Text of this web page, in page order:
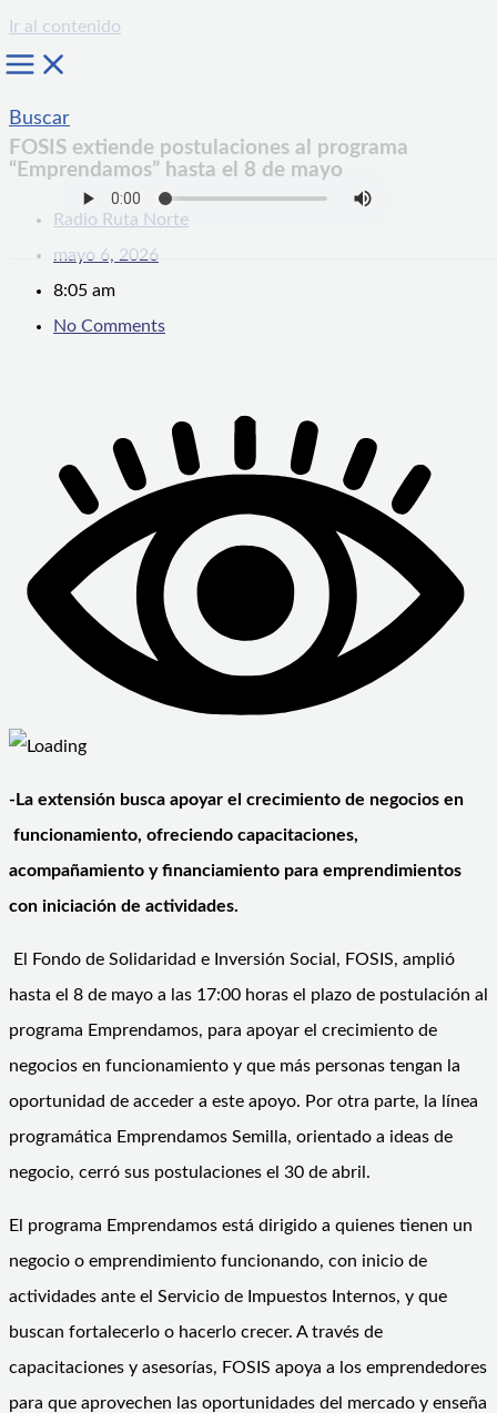
Ir al contenido
Buscar
FOSIS extiende postulaciones al programa
“Emprendamos” hasta el 8 de mayo
Radio Ruta Norte
mayo 6, 2026
8:05 am
No Comments
-La extensión busca apoyar el crecimiento de negocios en
funcionamiento, ofreciendo capacitaciones,
acompañamiento y financiamiento para emprendimientos
con iniciación de actividades.
El Fondo de Solidaridad e Inversión Social, FOSIS, amplió
hasta el 8 de mayo a las 17:00 horas el plazo de postulación al
programa Emprendamos, para apoyar el crecimiento de
negocios en funcionamiento y que más personas tengan la
oportunidad de acceder a este apoyo. Por otra parte, la línea
programática Emprendamos Semilla, orientado a ideas de
negocio, cerró sus postulaciones el 30 de abril.
El programa Emprendamos está dirigido a quienes tienen un
negocio o emprendimiento funcionando, con inicio de
actividades ante el Servicio de Impuestos Internos, y que
buscan fortalecerlo o hacerlo crecer. A través de
capacitaciones y asesorías, FOSIS apoya a los emprendedores
para que aprovechen las oportunidades del mercado y enseña